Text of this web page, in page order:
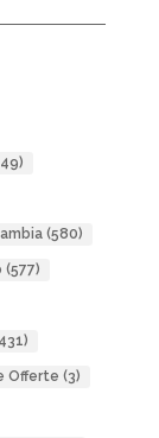
(580)
(577)
Offerte (3)